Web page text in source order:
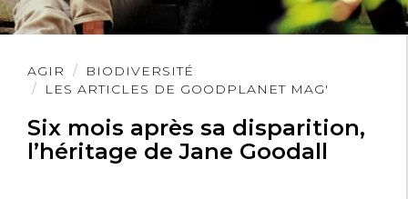
AGIR
BIODIVERSITÉ
LES ARTICLES DE GOODPLANET MAG'
Six mois après sa disparition,
l’héritage de Jane Goodall
Lire
l'article